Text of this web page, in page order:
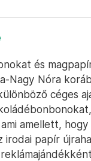
és
Nagy Nóra
céges
amellett,
irodai papír